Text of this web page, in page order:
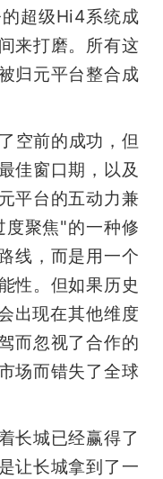
超级Hi4系统成
来打磨。所有这
归元平台整合成
空前的成功，但
佳窗口期，以及
平台的五动力兼
聚焦"的一种修
线，而是用一个
性。但如果历史
出现在其他维度
而忽视了合作的
场而错失了全球
长城已经赢得了
让长城拿到了一